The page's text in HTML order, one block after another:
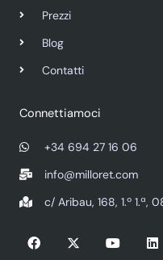
Prezzi
Blog
Contatti
Connettiamoci
+34 694 27 16 06
info@milloret.com
c/ Aribau, 168, 1.º 1.ª,
F
a
X
- o
L
i